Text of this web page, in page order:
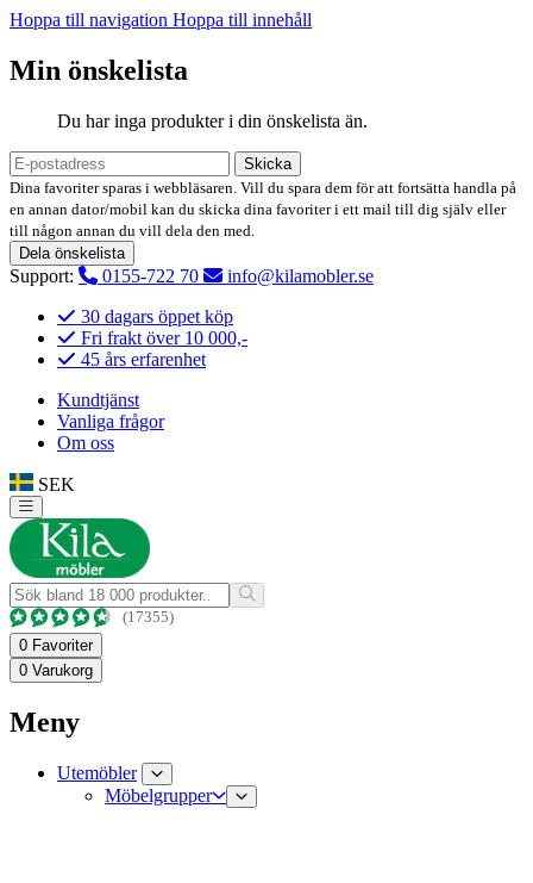
Hoppa till navigation Hoppa till innehåll
Min önskelista
Du har inga produkter i din önskelista än.
Skicka
Dina favoriter sparas i webbläsaren. Vill du spara dem för att fortsätta handla på
en annan dator/mobil kan du skicka dina favoriter i ett mail till dig själv eller
till någon annan du vill dela den med.
Dela önskelista
Support: 0155-722 70
info@kilamobler.se
30 dagars öppet köp
Fri frakt över 10 000,-
45 års erfarenhet
Kundtjänst
Vanliga frågor
Om oss
SEK
(17355)
0 Favoriter
0 Varukorg
Meny
Utemöbler
Möbelgrupper